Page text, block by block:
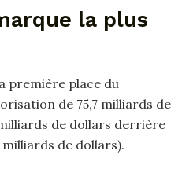
la plus
première place du
de 75,7 milliards de
de dollars derrière
de dollars).